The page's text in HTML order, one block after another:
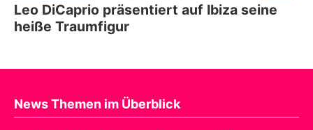
Leo DiCaprio präsentiert auf Ibiza seine
heiße Traumfigur
News Themen im Überblick